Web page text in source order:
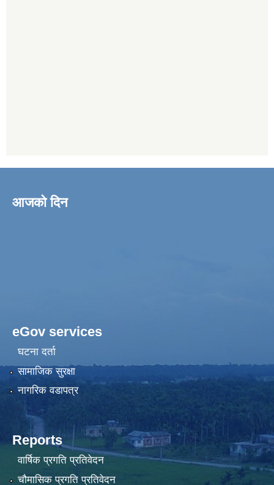
आजको दिन
eGov services
घटना दर्ता
सामाजिक सुरक्षा
नागरिक वडापत्र
Reports
वार्षिक प्रगति प्रतिवेदन
चौमासिक प्रगति प्रतिवेदन